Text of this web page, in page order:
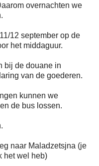
overnachten we
12 september op de
het middaguur.
bij de douane in
van de goederen.
kunnen we
de bus lossen.
naar Maladzetsjna (je
het wel heb)